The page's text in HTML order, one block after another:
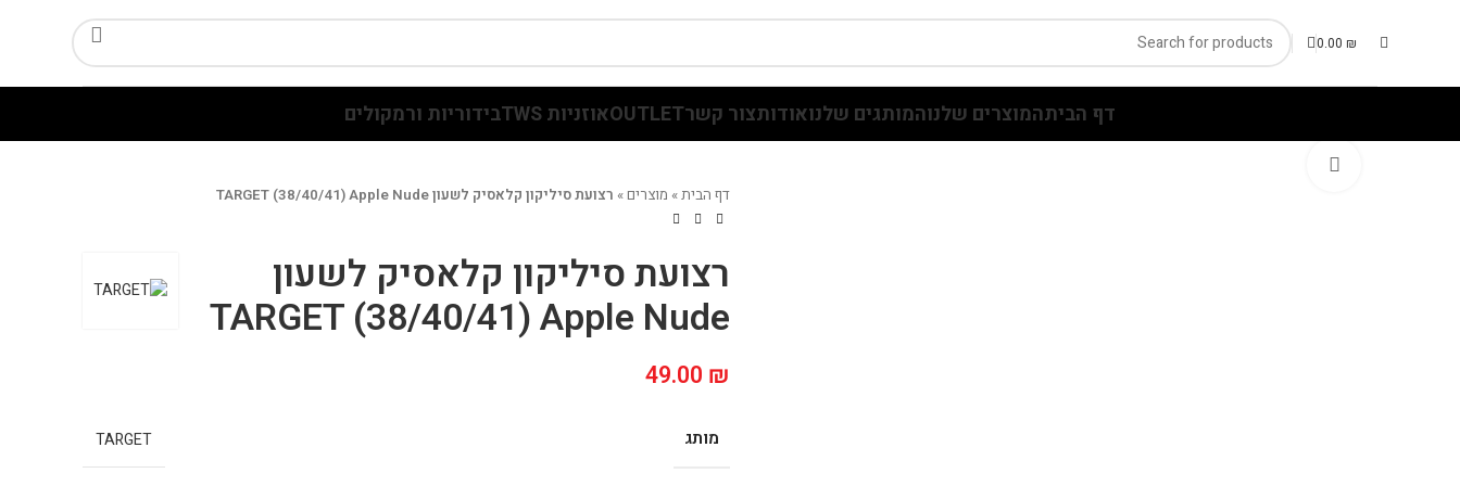
0.00 ₪
דף הביתהמוצרים שלנוהמותגים שלנואודותצור קשרOUTLETאוזניות TWS בידוריות ורמקולים
דף הבית» מוצרים» רצועת סיליקון קלאסיק לשעון TARGET (38/40/41) Apple Nude
רצועת סיליקון קלאסיק לשעון
TARGET (38/40/41) Apple Nude
49.00 ₪
מותג TARGET